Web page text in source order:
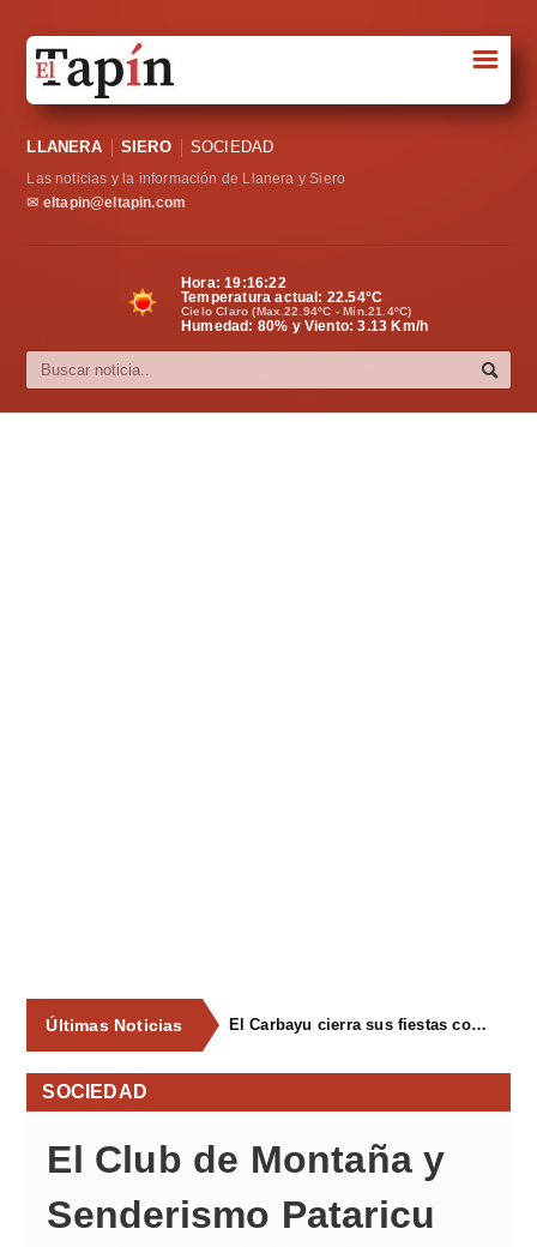
Sociedad
Política
Cultura
☰
LLANERA SIERO SOCIEDAD
Las noticias y la información de Llanera y Siero
✉ eltapin@eltapin.com
Hora:19:16:23
Temperatura actual: 22.54°C
Cielo Claro (Max.22.94ºC - Min.21.4ºC)
Humedad: 80% y Viento: 3.13 Km/h
Últimas Noticias El Carbayu cierra sus fiestas con el tradicional reparto de 2.000 bollos preñaos
SOCIEDAD
El Club de Montaña y
Senderismo Pataricu